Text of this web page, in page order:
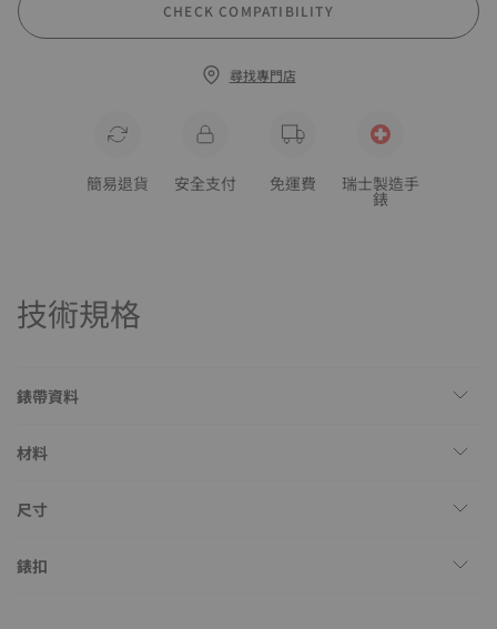
CHECK COMPATIBILITY
尋找專門店
簡易退貨 安全支付 免運費 瑞士製造手
錶
技術規格
錶帶資料
材料
尺寸
錶扣